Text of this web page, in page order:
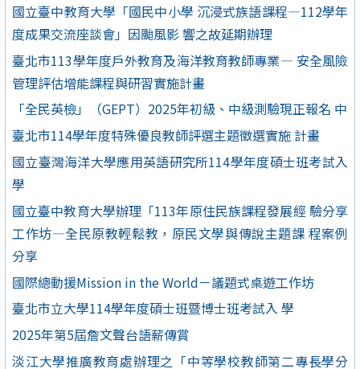
國立臺中教育大學「國民中小學 沉浸式族語課程—112學年
度成果交流座談會」因颱風影 響之故延期辦理
臺北市113學年度戶外教育及海洋教育教師專業— 安全風險
管理評估增能課程與研習實施計畫
「全民英檢」（GEPT）2025年初級、中級測驗現正報名 中
臺北市114學年度特殊優良教師評選主題徵選實施 計畫
國立臺灣海洋大學應用英語研究所114學年度碩士班考試入
學
國立臺中教育大學辦理「113年原住民族課程發展經 驗分享
工作坊—全民原教輕鬆教，原民文學與傳說主題課 程案例
分享
國際總動援Mission in the World－議題式桌遊工作坊
臺北市立大學114學年度碩士班暨博士班考試入 學
2025年第5屆詹文聲台語薪傳賞
淡江大學推廣教育處辦理之「中等學校教師第二專長學分